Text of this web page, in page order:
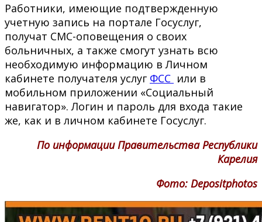
Работники, имеющие подтвержденную
учетную запись на портале Госуслуг,
получат СМС-оповещения о своих
больничных, а также смогут узнать всю
необходимую информацию в Личном
кабинете получателя услуг ФСС или в
мобильном приложении «Социальный
навигатор». Логин и пароль для входа такие
же, как и в личном кабинете Госуслуг.
По информации Правительства Республики
Карелия
Фото: Depositphotos